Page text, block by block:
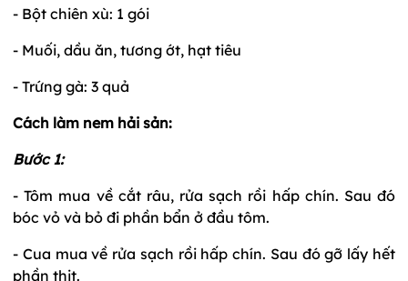
- Bột chiên xù: 1 gói
- Muối, dầu ăn, tương ớt, hạt tiêu
- Trứng gà: 3 quả
Cách làm nem hải sản:
Bước 1:
- Tôm mua về cắt râu, rửa sạch rồi hấp chín. Sau đó
bóc vỏ và bỏ đi phần bẩn ở đầu tôm.
- Cua mua về rửa sạch rồi hấp chín. Sau đó gỡ lấy hết
phần thịt.